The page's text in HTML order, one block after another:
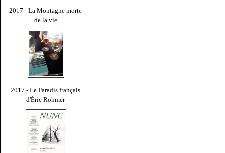
2017 - La Montagne morte
de la vie
2017 - Le Paradis français
d'Éric Rohmer